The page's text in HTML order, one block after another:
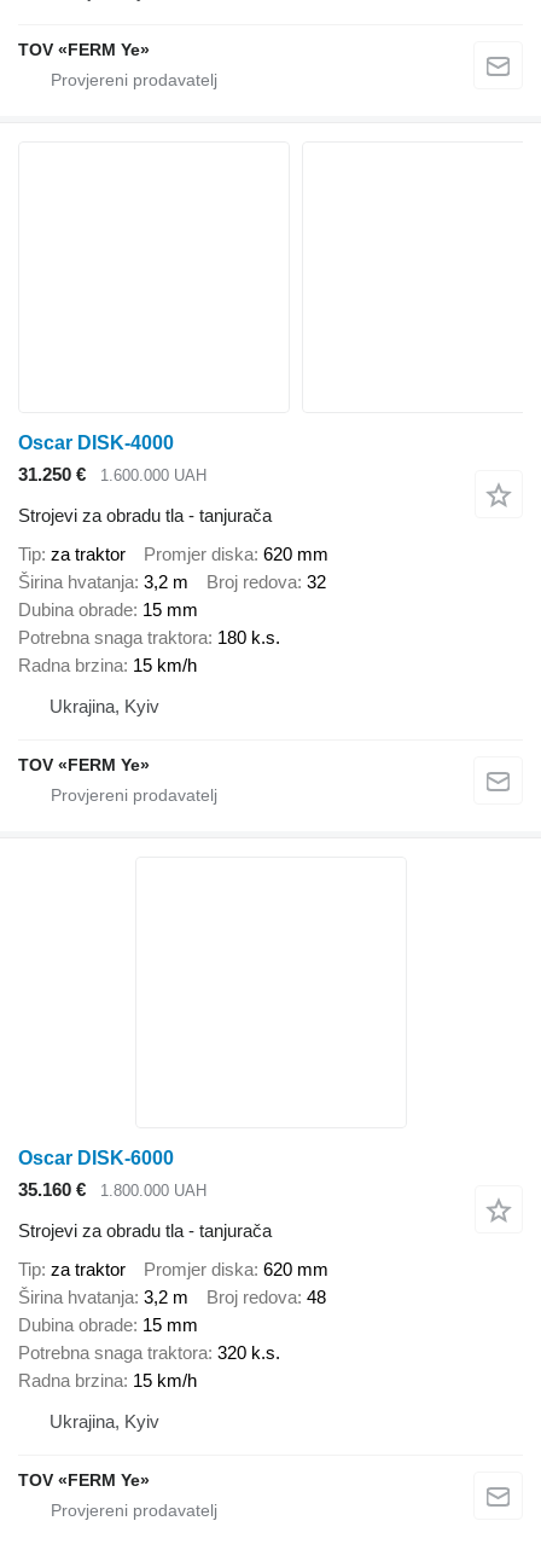
TOV «FERM Ye»
Oscar DISK-4000
31.250 €
1.600.000 UAH
Strojevi za obradu tla - tanjurača
Tip za traktor Promjer diska 620 mm
Širina hvatanja 3,2 m Broj redova 32
Dubina obrade 15 mm
Potrebna snaga traktora 180 k.s.
Radna brzina 15 km/h
Ukrajina, Kyiv
TOV «FERM Ye»
Oscar DISK-6000
35.160 €
1.800.000 UAH
Strojevi za obradu tla - tanjurača
Tip za traktor Promjer diska 620 mm
Širina hvatanja 3,2 m Broj redova 48
Dubina obrade 15 mm
Potrebna snaga traktora 320 k.s.
Radna brzina 15 km/h
Ukrajina, Kyiv
TOV «FERM Ye»